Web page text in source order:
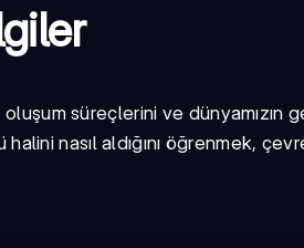
süreçlerini ve dünyamızın
nasıl aldığını öğrenmek,